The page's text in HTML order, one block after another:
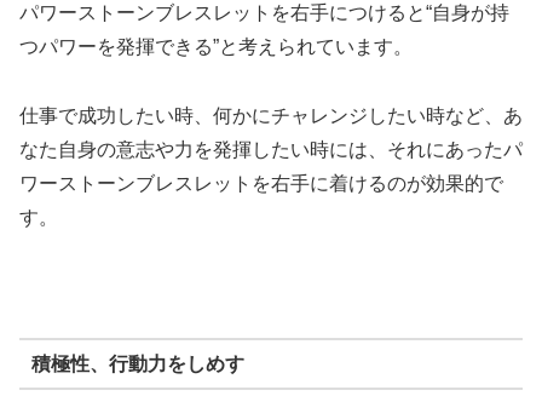
パワーストーンブレスレットを右手につけると“自身が持
つパワーを発揮できる”と考えられています。
仕事で成功したい時、何かにチャレンジしたい時など、あ
なた自身の意志や力を発揮したい時には、それにあったパ
ワーストーンブレスレットを右手に着けるのが効果的で
す。
積極性、行動力をしめす